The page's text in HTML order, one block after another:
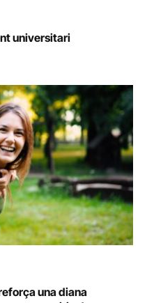
universitari
una diana